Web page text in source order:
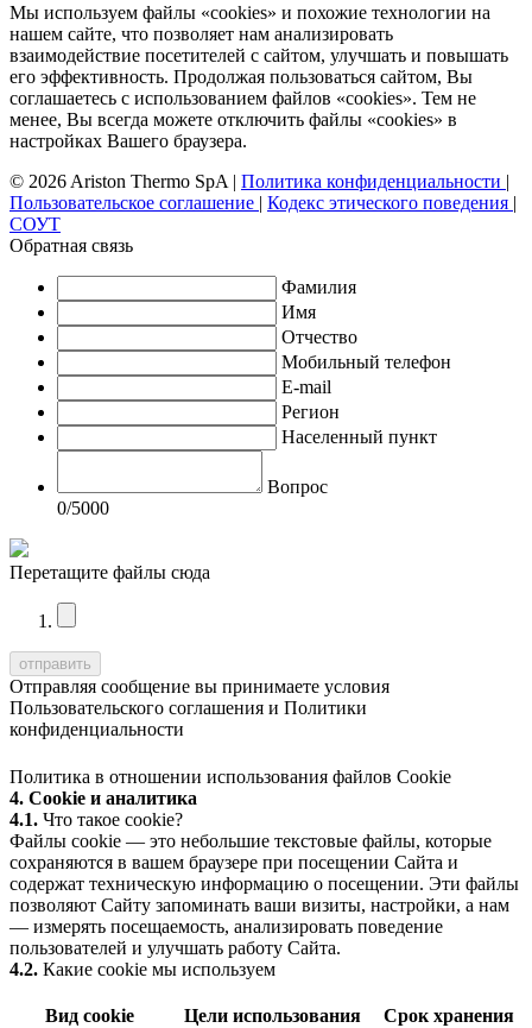
Мы используем файлы «cookies» и похожие технологии на
нашем сайте, что позволяет нам анализировать
взаимодействие посетителей с сайтом, улучшать и повышать
его эффективность. Продолжая пользоваться сайтом, Вы
соглашаетесь с использованием файлов «cookies». Тем не
менее, Вы всегда можете отключить файлы «cookies» в
настройках Вашего браузера.
© 2026 Ariston Thermo SpA | Политика конфиденциальности |
Пользовательское соглашение | Кодекс этического поведения |
СОУТ
Обратная связь
Фамилия
Имя
Отчество
Мобильный телефон
E-mail
Регион
Населенный пункт
Вопрос
0/5000
Перетащите файлы сюда
Отправляя сообщение вы принимаете условия
Пользовательского соглашения и Политики
конфиденциальности
Политика в отношении использования файлов Cookie
4. Cookie и аналитика
4.1. Что такое cookie?
Файлы cookie — это небольшие текстовые файлы, которые
сохраняются в вашем браузере при посещении Сайта и
содержат техническую информацию о посещении. Эти файлы
позволяют Сайту запоминать ваши визиты, настройки, а нам
— измерять посещаемость, анализировать поведение
пользователей и улучшать работу Сайта.
4.2. Какие cookie мы используем
Вид cookie Цели использования Срок хранения